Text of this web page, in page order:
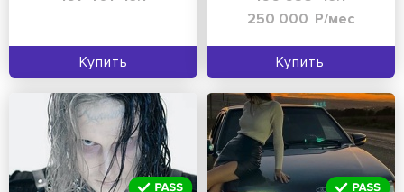
Купить
250 000 Р/мес
Купить